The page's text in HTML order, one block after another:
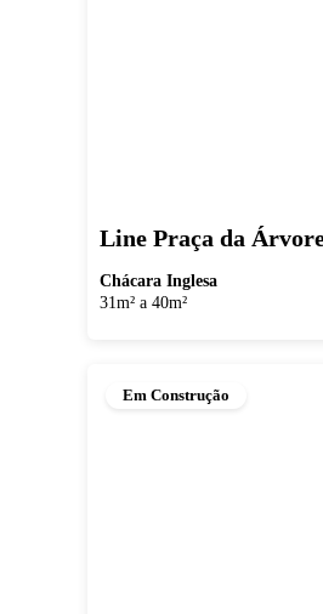
Line Praça da
Chácara Inglesa
31m² a 40m²
Em Construção